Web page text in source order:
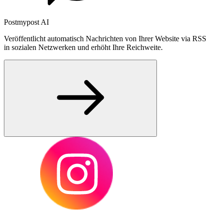
Postmypost AI
Veröffentlicht automatisch Nachrichten von Ihrer Website via RSS
in sozialen Netzwerken und erhöht Ihre Reichweite.